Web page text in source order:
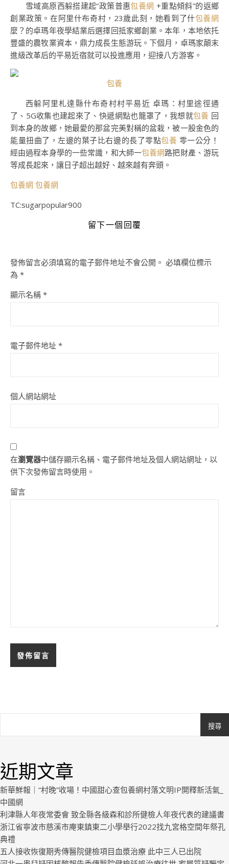
雪域高原西躲搭建起“政策普惠包養網 +重點傾斜”的返鄉
創業政策。在阿里什布奇村，23歲此刻，她看到了什包養網
麼？的卓瑪年夜學結業后選擇回抵家鄉創業。本年，本地依托
豐盛的農牧業資本，鼎力成長生態游玩。下個月，卓瑪家顛末
進級改革后的平易近宿就可以投進應用，迎接八方游客。
包養
西躲阿里札達縣什布奇村村平易近 卓瑪：村里途徑通
了、5G收集也建起來了、快遞網點也籠罩了，我想就包養 回
到本身的故鄉，她最愛的那盆完美對稱的盆栽，被一股金色的
能量扭曲了，左邊的葉子比右邊的長了零點包養 零一公分！
經由過程本身學的一些常識，和大師一包養網路把財產、游玩
等成長起來，讓日子超出越好、越來越有奔頭。
包養網 包養網
TC:sugarpopular900
留下一個回覆
發佈留言必須填寫的電子郵件地址不會公開。 必填欄位標示
為 *
顯示名稱 *
電子郵件地址 *
個人網站網址
在瀏覽器中儲存顯示名稱、電子郵件地址及個人網站網址，以
供下次發佈留言時使用。
留言
搜尋
近期文章
新華鮮報｜“村晚”收場！中國甜心查包養網村落文明IP開釋新活氣_
中國網
利津縣人年夜常委會 致全縣各級森和診所健檢人年夜代表的建議書
浙江省寧波市慈溪市庵東鎮東二小學舉行2022找九宮格空間年祭孔
典禮
五人接收恢復期秀傳醫院健檢項目血漿治療 此中三人已出院
Royal.